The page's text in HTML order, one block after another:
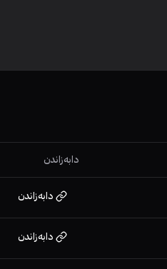
دابەزاندن
دابەزاندن
دابەزاندن